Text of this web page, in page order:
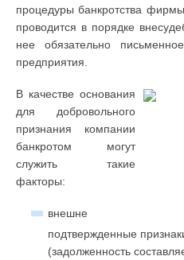
процедуры банкротства
проводится в порядке
нее обязательно
предприятия.
В качестве основания
для добровольного
признания компании
банкротом могут
служить такие
факторы:
внешне
подтвержденные
(задолженность